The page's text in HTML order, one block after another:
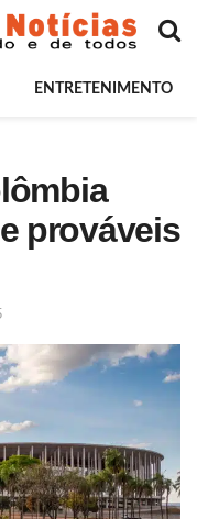
ENTRETENIMENTO
prováveis